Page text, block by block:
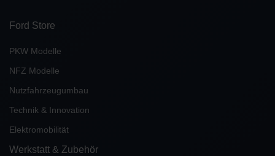
Ford Store
PKW Modelle
NFZ Modelle
Nutzfahrzeugumbau
Technik & Innovation
Elektromobilität
Werkstatt & Zubehör